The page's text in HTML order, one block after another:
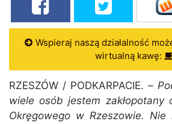
Wspieraj naszą działalność
wirtualną kawę:
RZESZÓW / PODKARPACIE. –
wiele osób jestem zakłopotany
Okręgowego w Rzeszowie.